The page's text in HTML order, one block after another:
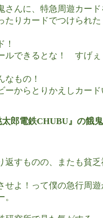
さんに、特急周遊カー
りカードでつけられた
できるとな！　すげぇ
もの！
ーからとりかえしカー
郎電鉄CHUBU』の餓
すものの、またも貧
よ！って僕の急行周